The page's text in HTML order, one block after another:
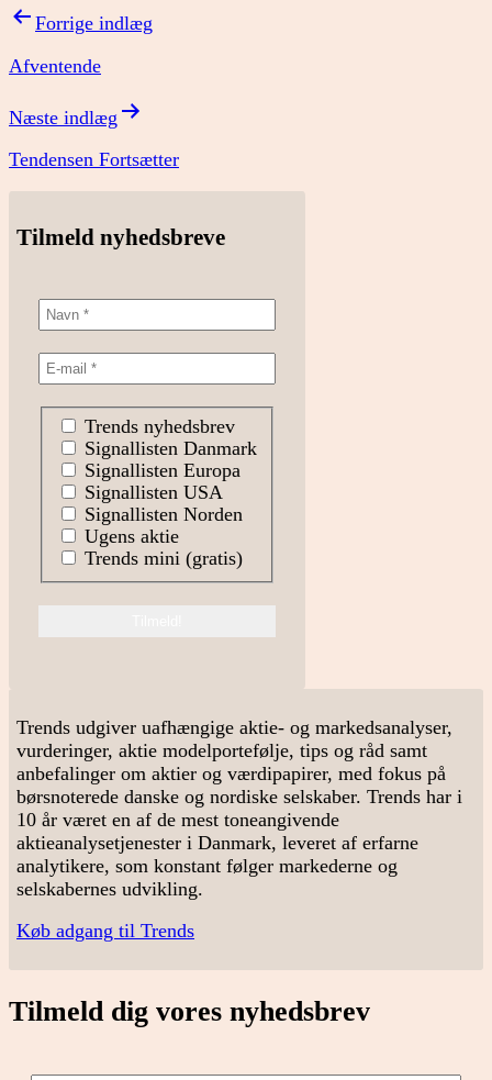
Indlægsnavigation
Forrige indlæg
Afventende
Næste indlæg
Tendensen Fortsætter
Tilmeld nyhedsbreve
Trends nyhedsbrev
Signallisten Danmark
Signallisten Europa
Signallisten USA
Signallisten Norden
Ugens aktie
Trends mini (gratis)
Trends udgiver uafhængige aktie- og markedsanalyser,
vurderinger, aktie modelportefølje, tips og råd samt
anbefalinger om aktier og værdipapirer, med fokus på
børsnoterede danske og nordiske selskaber. Trends har i
10 år været en af de mest toneangivende
aktieanalysetjenester i Danmark, leveret af erfarne
analytikere, som konstant følger markederne og
selskabernes udvikling.
Køb adgang til Trends
Tilmeld dig vores nyhedsbrev